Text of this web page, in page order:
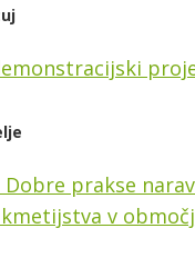
Dobre prakse
v